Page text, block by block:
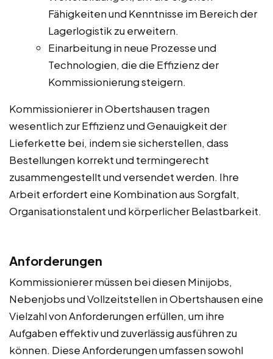
Fähigkeiten und Kenntnisse im Bereich der
Lagerlogistik zu erweitern.
Einarbeitung in neue Prozesse und
Technologien, die die Effizienz der
Kommissionierung steigern.
Kommissionierer in Obertshausen tragen
wesentlich zur Effizienz und Genauigkeit der
Lieferkette bei, indem sie sicherstellen, dass
Bestellungen korrekt und termingerecht
zusammengestellt und versendet werden. Ihre
Arbeit erfordert eine Kombination aus Sorgfalt,
Organisationstalent und körperlicher Belastbarkeit.
Anforderungen
Kommissionierer müssen bei diesen Minijobs,
Nebenjobs und Vollzeitstellen in Obertshausen eine
Vielzahl von Anforderungen erfüllen, um ihre
Aufgaben effektiv und zuverlässig ausführen zu
können. Diese Anforderungen umfassen sowohl